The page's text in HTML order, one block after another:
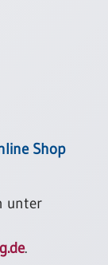
Shop
unter
.